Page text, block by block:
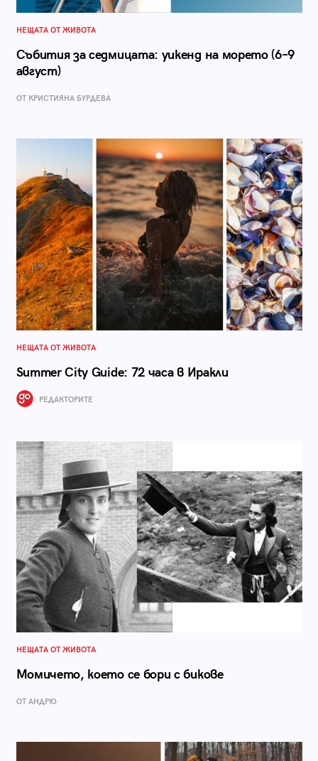
НЕЩАТА ОТ ЖИВОТА
Събития за седмицата: уикенд на морето (6–9
август)
ОТ КРИСТИЯНА БУРДЕВА
НЕЩАТА ОТ ЖИВОТА
Summer City Guide: 72 часа в Иракли
РЕДАКТОРИТЕ
НЕЩАТА ОТ ЖИВОТА
Момичето, което се бори с бикове
ОТ АНДРЮ